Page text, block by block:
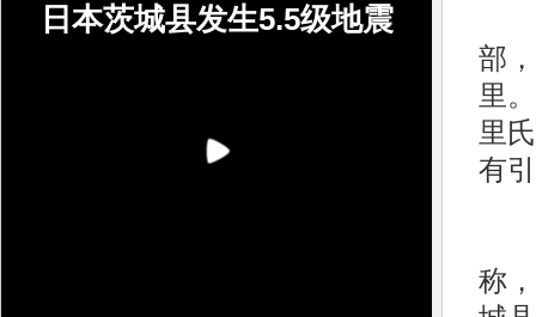
日本茨城县发生5.5级地震
部
里
里
有
称